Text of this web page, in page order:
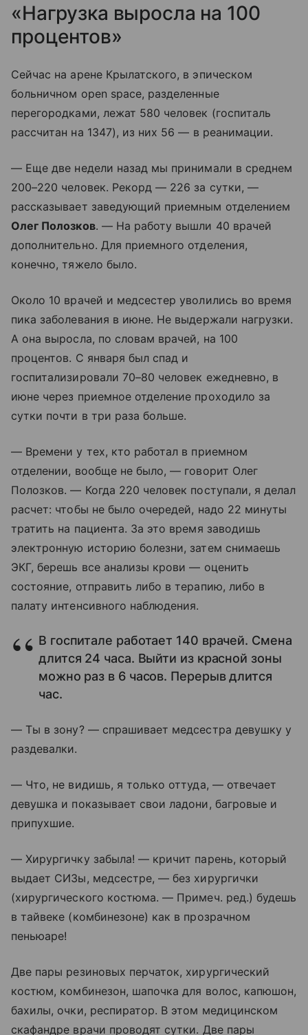
«Нагрузка выросла на 100
процентов»
Сейчас на арене Крылатского, в эпическом
больничном open space, разделенные
перегородками, лежат 580 человек (госпиталь
рассчитан на 1347), из них 56 — в реанимации.
— Еще две недели назад мы принимали в среднем
200–220 человек. Рекорд — 226 за сутки, —
рассказывает заведующий приемным отделением
Олег Полозков. — На работу вышли 40 врачей
дополнительно. Для приемного отделения,
конечно, тяжело было.
Около 10 врачей и медсестер уволились во время
пика заболевания в июне. Не выдержали нагрузки.
А она выросла, по словам врачей, на 100
процентов. С января был спад и
госпитализировали 70–80 человек ежедневно, в
июне через приемное отделение проходило за
сутки почти в три раза больше.
— Времени у тех, кто работал в приемном
отделении, вообще не было, — говорит Олег
Полозков. — Когда 220 человек поступали, я делал
расчет: чтобы не было очередей, надо 22 минуты
тратить на пациента. За это время заводишь
электронную историю болезни, затем снимаешь
ЭКГ, берешь все анализы крови — оценить
состояние, отправить либо в терапию, либо в
палату интенсивного наблюдения.
В госпитале работает 140 врачей. Смена
длится 24 часа. Выйти из красной зоны
можно раз в 6 часов. Перерыв длится
час.
— Ты в зону? — спрашивает медсестра девушку у
раздевалки.
— Что, не видишь, я только оттуда, — отвечает
девушка и показывает свои ладони, багровые и
припухшие.
— Хирургичку забыла! — кричит парень, который
выдает СИЗы, медсестре, — без хирургички
(хирургического костюма. — Примеч. ред.) будешь
в тайвеке (комбинезоне) как в прозрачном
пеньюаре!
Две пары резиновых перчаток, хирургический
костюм, комбинезон, шапочка для волос, капюшон,
бахилы, очки, респиратор. В этом медицинском
скафандре врачи проводят сутки. Две пары